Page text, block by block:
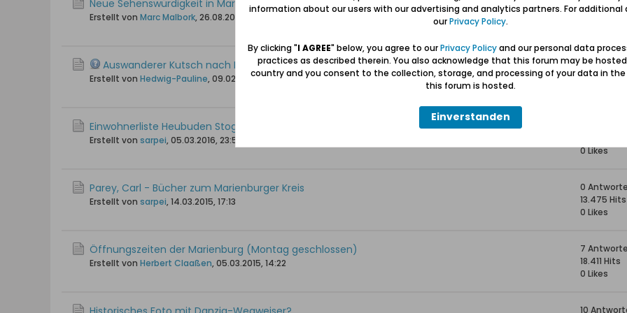
Neue Sehenswürdigkeit in Marienburg
Erstellt von Marc Malbork, 26.08.2018, 20:36
1 Antwort
16.369 Hits
Auswanderer Kutsch nach Rosengart(en) in Taurien heute Ukraine
Erstellt von Hedwig-Pauline, 09.02.2018, 17:09
3
14.699 Hits
Einwohnerliste Heubuden Stogi/Stożki
Erstellt von sarpei, 05.03.2016, 23:50
0 Likes
Parey, Carl - Bücher zum Marienburger Kreis
Erstellt von sarpei, 14.03.2015, 17:13
0
13.475 Hits
0 Likes
Öffnungszeiten der Marienburg (Montag geschlossen)
Erstellt von Herbert Claaßen, 05.03.2015, 14:22
7
18.411 Hits
0 Likes
10
information about our users with our advertising and analytics partners. For additional
ourPrivacy Policy.
By clicking "I AGREE" below, you agree to ourPrivacy Policyand our personal data
practices as described therein. You also acknowledge that this forum may be
country and you consent to the collection, storage, and processing of your data in
this forum is hosted.
Einverstanden